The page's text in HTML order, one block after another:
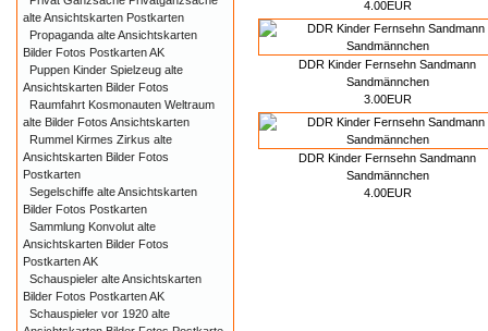
4.00EUR
DDR Kinder Fernsehn Sandmann
Sandmännchen
3.00EUR
DDR Kinder Fernsehn Sandmann
Sandmännchen
4.00EUR
alte Ansichtskarten Postkarten
Propaganda alte Ansichtskarten
Bilder Fotos Postkarten AK
Puppen Kinder Spielzeug alte
Ansichtskarten Bilder Fotos
Raumfahrt Kosmonauten Weltraum
alte Bilder Fotos Ansichtskarten
Rummel Kirmes Zirkus alte
Ansichtskarten Bilder Fotos
Postkarten
Segelschiffe alte Ansichtskarten
Bilder Fotos Postkarten
Sammlung Konvolut alte
Ansichtskarten Bilder Fotos
Postkarten AK
Schauspieler alte Ansichtskarten
Bilder Fotos Postkarten AK
Schauspieler vor 1920 alte